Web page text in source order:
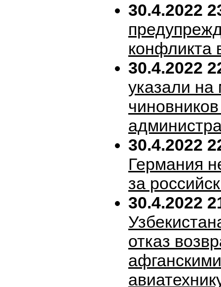
30.4.2022
конфликта
30.4.2022
указали на
30.4.2022
Германия
за
30.4.2022
отказ